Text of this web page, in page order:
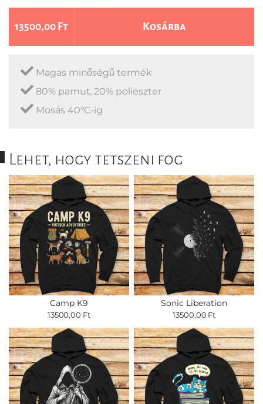
13500,00 Ft Kosárba
Magas minőségű termék
80% pamut, 20% poliészter
Mosás 40°C-ig
Lehet, hogy tetszeni fog
Camp K9
13500,00 Ft
Sonic Liberation
13500,00 Ft